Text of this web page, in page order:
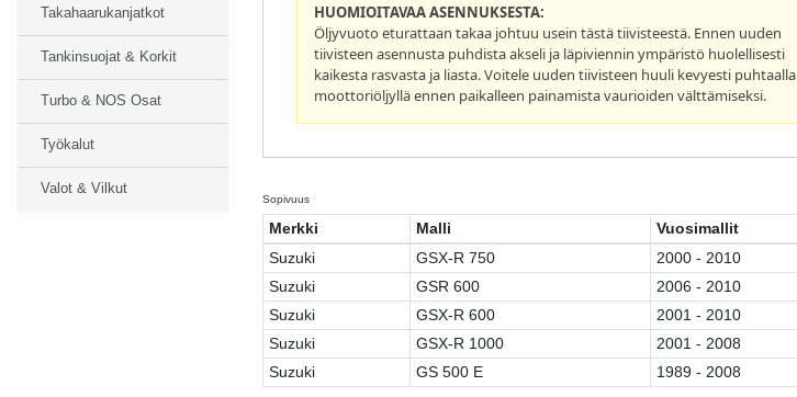
HUOMIOITAVAA ASENNUKSESTA:
Öljyvuoto eturattaan takaa johtuu usein tästä tiivisteestä. Ennen uuden
tiivisteen asennusta puhdista akseli ja läpiviennin ympäristö huolellisesti
kaikesta rasvasta ja liasta. Voitele uuden tiivisteen huuli kevyesti puhtaalla
moottoriöljyllä ennen paikalleen painamista vaurioiden välttämiseksi.
Sopivuus
Merkki Malli
Vuosimallit
Suzuki
GSX-R 750
2000 - 2010
Suzuki
GSR 600
2006 - 2010
Suzuki
GSX-R 600
2001 - 2010
Suzuki
GSX-R 1000
2001 - 2008
Suzuki
GS 500 E 1989 - 2008
Takahaarukanjatkot
Tankinsuojat & Korkit
Turbo & NOS Osat
Työkalut
Valot & Vilkut